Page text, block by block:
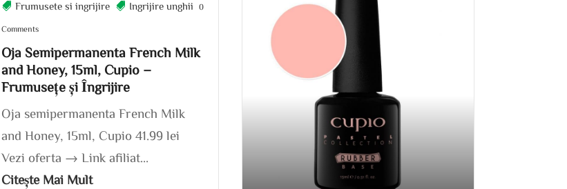
Oja Semipermanenta French Milk
and Honey, 15ml, Cupio –
Frumusețe și Îngrijire
Frumusete si ingrijire Ingrijire unghii 0
Comments
Oja semipermanenta French Milk
and Honey, 15ml, Cupio 41.99 lei
Vezi oferta → Link afiliat...
Citește Mai Mult